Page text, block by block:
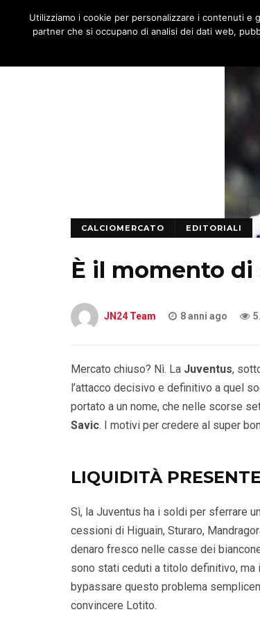
MENU
CALCIOMERCATO EDITORIALI
È il momento di
JN24 Team 8 anni ago
Mercato chiuso? Nì. La Juventus,
l’attacco decisivo e definitivo a quel
portato a un nome, che nelle scorse
Savic. I motivi per credere al super
LIQUIDITÀ PRESENTE
Sì, la Juventus ha i soldi per sferrare
cessioni di Higuain, Sturaro,
denaro fresco nelle casse dei
sono stati ceduti a titolo definitivo,
bypassare questo problema
convincere Lotito.
Utilizziamo i cookie per personalizzare i contenuti
partner che si occupano di analisi dei dati web,